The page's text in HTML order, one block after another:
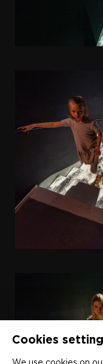
Cookies
We use cookies on